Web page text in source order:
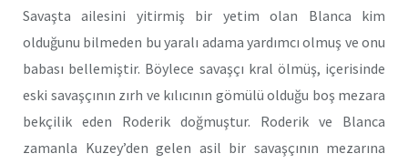
Savaşta ailesini yitirmiş bir yetim olan Blanca kim
olduğunu bilmeden bu yaralı adama yardımcı olmuş ve onu
babası bellemiştir. Böylece savaşçı kral ölmüş, içerisinde
eski savaşçının zırh ve kılıcının gömülü olduğu boş mezara
bekçilik eden Roderik doğmuştur. Roderik ve Blanca
zamanla Kuzey’den gelen asil bir savaşçının mezarına